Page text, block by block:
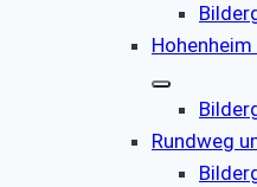
Rundweg